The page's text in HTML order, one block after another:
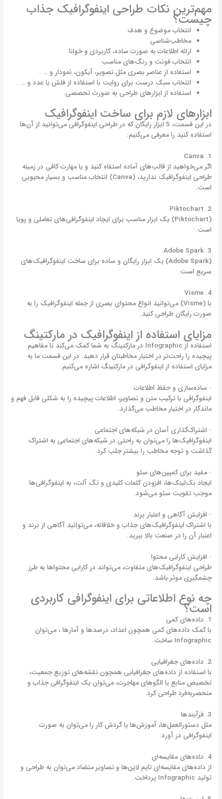
مهم‌ترین نکات طراحی اینفوگرافیک جذاب
چیست؟
انتخاب موضوع و هدف
مخاطب‌شناسی
ارائه اطلاعات به صورت ساده، کاربردی و خوانا
انتخاب فونت ‌و رنگ‌های مناسب
استفاده از عناصر بصری مثل تصویر، آیکون، نمودار و … .
انتخاب سبک درست برای روایت با استفاده از فلش یا عدد و … .
استفاده از ابزارهای طراحی به صورت تخصصی.
ابزارهای لازم برای ساخت اینفوگرافیک
در این قسمت، 5 ابزار رایگان که در طراحی اینفوگرافی می‌توانید از آن‌ها
استفاده کنید را معرفی می‌کنیم:
1. Canva
اگر می‌خواهید از قالب‌های آماده استفاه کنید و یا مهارت کافی در زمینه
طراحی اینفوگرافیک ندارید، (Canva) انتخاب مناسب و بسیار محبوبی
است.
2. Piktochart
(Piktochart) یک ابزار مناسب برای ایجاد اینفوگرافی‌های تعاملی و پویا
است.
3. Adobe Spark
(Adobe Spark) یک ابزار رایگان و ساده برای ساخت اینفوگرافیک‌های
سریع است.
4. Visme
با (Visme) می‌توانید انواع محتوای بصری از جمله اینفوگرافیک را به
صورت رایگان طراحی کنید.
مزایای استفاده از اینفوگرافیک در مارکتینگ
استفاده از Infographic در مارکتینگ به شما کمک می‌کند تا مفاهیم
پیچیده را راحت‌تر در اختیار مخاطبتان قرار دهید. در این قسمت ما به
مزایای استفاده از اینفوگرافی در مارکتینگ اشاره می‌کنیم:
· ساده‌سازی و حفظ اطلاعات
اینفوگرافی با ترکیب متن و تصاویر، اطلاعات پیچیده را به شکلی قابل فهم و
ماندگار در اختیار مخاطب می‌گذارد.
· اشتراک‌گذاری آسان در شبکه‌های اجتماعی
اینفوگرافیک‌ها را می‌توان به راحتی در شبکه‌های اجتماعی به اشتراک
گذاشت و توجه مخاطب را بیشتر جلب کرد.
· مفید برای کمپین‌های سئو
ایجاد بک‌لینک‌ها، افزودن کلمات کلیدی و تگ آلت، به اینفوگرافی‌ها
موجب تقویت سئو می‌شود.
· افزایش آگاهی و اعتبار برند
با اشتراک اینفوگرافیک‌های جذاب و خلاقانه، می‌توانید آگاهی از برند و
اعتبار آن را در صنعت بالا ببرید.
· افزایش کارایی محتوا
طراحی اینفوگرافیک‌های متفاوت، می‌تواند در کارایی محتواها به طرز
چشمگیری موثر باشد.
چه نوع اطلاعاتی برای اینفوگرافی کاربردی
است؟
1. داده‌های کمی
با کمک داده‌های کمی همچون اعداد، درصدها و آمارها ، می‌توان
Infographic ساخت.
2. داده‌های جغرافیایی
با استفاده از داده‌های جغرافیایی همچون نقشه‌های توزیع جمعیت،
تخصیص منابع یا الگوهای مهاجرت، می‌توان یک اینفوگرافی جذاب و
منحصربه‌فرد طراحی کرد.
3. فرآیندها
مثل دستورالعمل‌ها، آموزش‌ها یا گردش کار را می‌توان به صورت
اینفوگرافی در آورد.
4. داده‌های مقایسه‌ای
از داده‌های مقایسه‌ای تایم لاین‌ها و تصاویر متضاد می‌توان به طراحی و
تولید Infographic پرداخت.